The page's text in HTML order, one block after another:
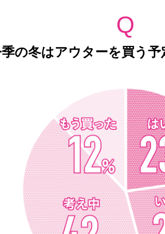
Q
の冬はアウターを買う